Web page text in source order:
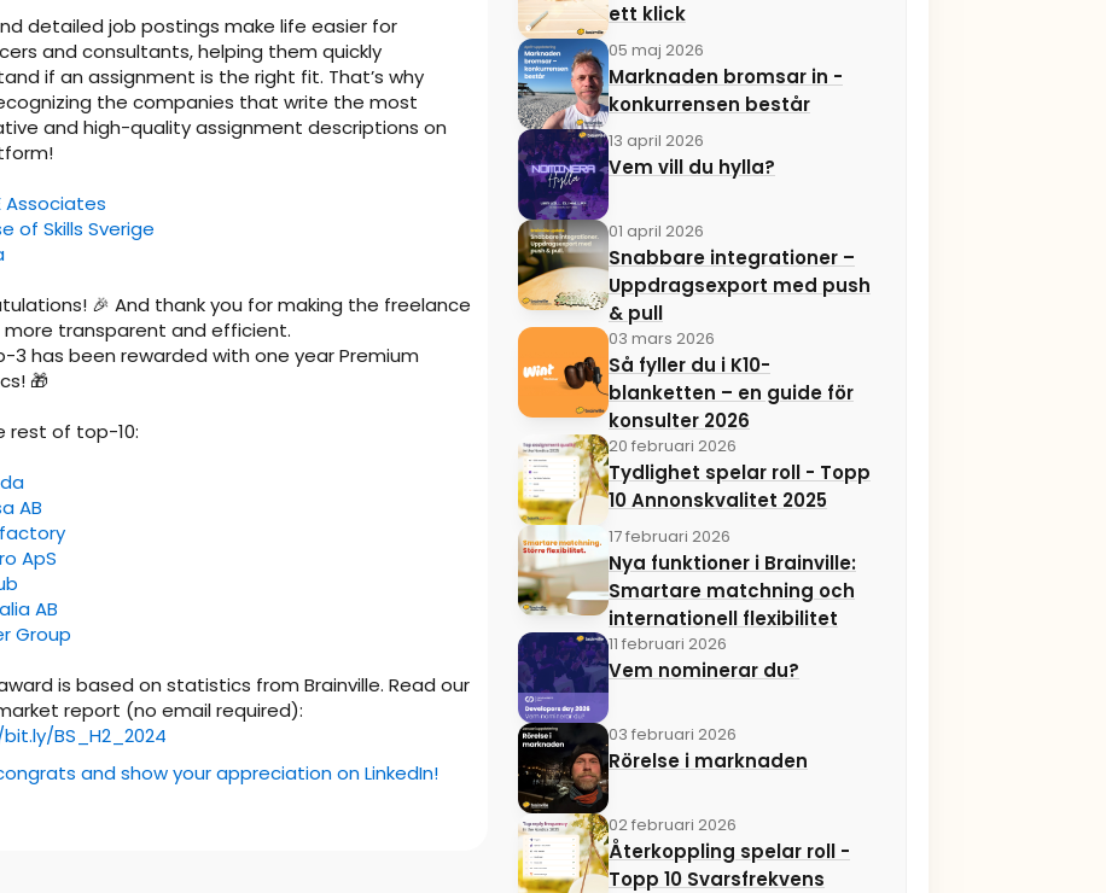
detailed job postings make life easier for
and consultants, helping them quickly
if an assignment is the right fit. That’s why
the companies that write the most
and high-quality assignment descriptions on
Associates
of Skills Sverige
🎉 And thank you for making the freelance
transparent and efficient.
3 has been rewarded with one year Premium
🎁
rest of top-10:
AB
ApS
AB
Group
is based on statistics from Brainville. Read our
report (no email required):
BS_H2_2024
and show your appreciation on LinkedIn!
ett klick
05 maj 2026
Marknaden bromsar in -
konkurrensen består
13 april 2026
Vem vill du hylla?
01 april 2026
Snabbare integrationer –
Uppdragsexport med push
& pull
03 mars 2026
Så fyller du i K10-
blanketten – en guide för
konsulter 2026
20 februari 2026
Tydlighet spelar roll - Topp
10 Annonskvalitet 2025
17 februari 2026
Nya funktioner i Brainville:
Smartare matchning och
internationell flexibilitet
11 februari 2026
Vem nominerar du?
03 februari 2026
Rörelse i marknaden
02 februari 2026
Återkoppling spelar roll -
Topp 10 Svarsfrekvens